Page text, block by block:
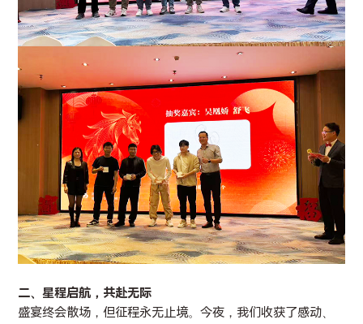
二、星程启航，共赴无际
盛宴终会散场，但征程永无止境。今夜，我们收获了感动、